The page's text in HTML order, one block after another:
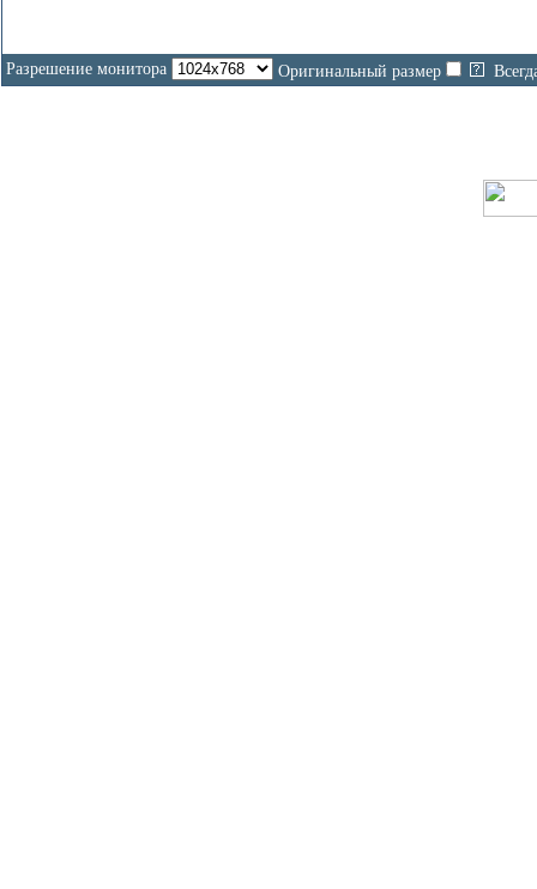
Разрешение монитора Оригинальный размер